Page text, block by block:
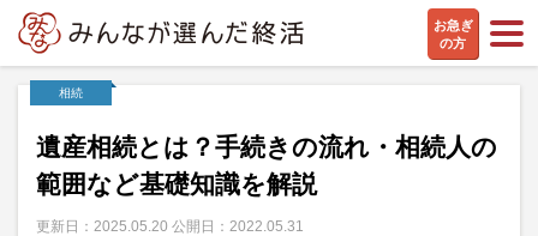
お急ぎ
の方
相続
遺産相続とは？手続きの流れ・相続人の
範囲など基礎知識を解説
更新日：2025.05.20 公開日：2022.05.31